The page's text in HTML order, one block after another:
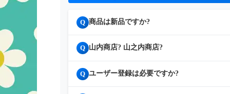
Q 商品は新品ですか?
Q 山内商店? 山之内商店?
Q ユーザー登録は必要ですか?